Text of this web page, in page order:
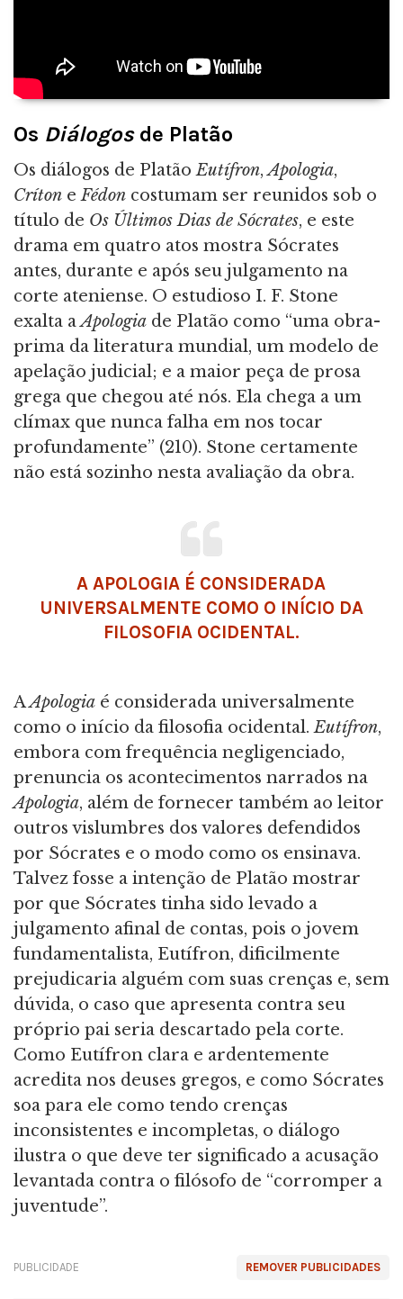
Os Diálogosde Platão
Os diálogos de PlatãoEutífron,Apologia,
Críton eFédon costumam ser reunidos sob o
título de Os Últimos Dias de Sócrates, e este
drama em quatro atos mostra Sócrates
antes, durante e após seu julgamento na
corte ateniense. O estudioso I. F. Stone
exalta aApologia de Platão como “uma obra-
prima da literatura mundial, um modelo de
apelação judicial; e a maior peça de prosa
grega que chegou até nós. Ela chega a um
clímax que nunca falha em nos tocar
profundamente” (210). Stone certamente
não está sozinho nesta avaliação da obra.
A APOLOGIA É CONSIDERADA
UNIVERSALMENTE COMO O INÍCIO DA
FILOSOFIA OCIDENTAL.
AApologia é considerada universalmente
como o início da filosofia ocidental.Eutífron,
embora com frequência negligenciado,
prenuncia os acontecimentos narrados na
Apologia, além de fornecer também ao leitor
outros vislumbres dos valores defendidos
por Sócrates e o modo como os ensinava.
Talvez fosse a intenção de Platão mostrar
por que Sócrates tinha sido levado a
julgamento afinal de contas, pois o jovem
fundamentalista, Eutífron, dificilmente
prejudicaria alguém com suas crenças e, sem
dúvida, o caso que apresenta contra seu
próprio pai seria descartado pela corte.
Como Eutífron clara e ardentemente
acredita nos deuses gregos, e como Sócrates
soa para ele como tendo crenças
inconsistentes e incompletas, o diálogo
ilustra o que deve ter significado a acusação
levantada contra o filósofo de “corromper a
juventude”.
REMOVER PUBLICIDADES
PUBLICIDADE